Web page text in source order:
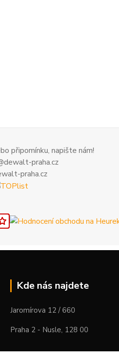
připomínku, napište nám!
praha.cz
praha.cz
Kde nás najdete
Jaromírova 12 / 660
Praha 2 - Nusle, 128 00